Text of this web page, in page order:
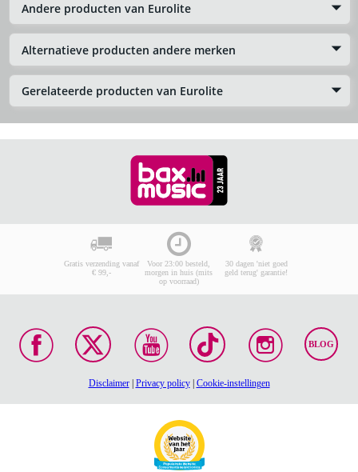
Andere producten van Eurolite
Alternatieve producten andere merken
Gerelateerde producten van Eurolite
Gratis verzending vanaf
€ 99,-
Voor 23:00 besteld,
morgen in huis (mits
op voorraad)
30 dagen 'niet goed
geld terug' garantie!
BLOG
Disclaimer| Privacy policy| Cookie-instellingen